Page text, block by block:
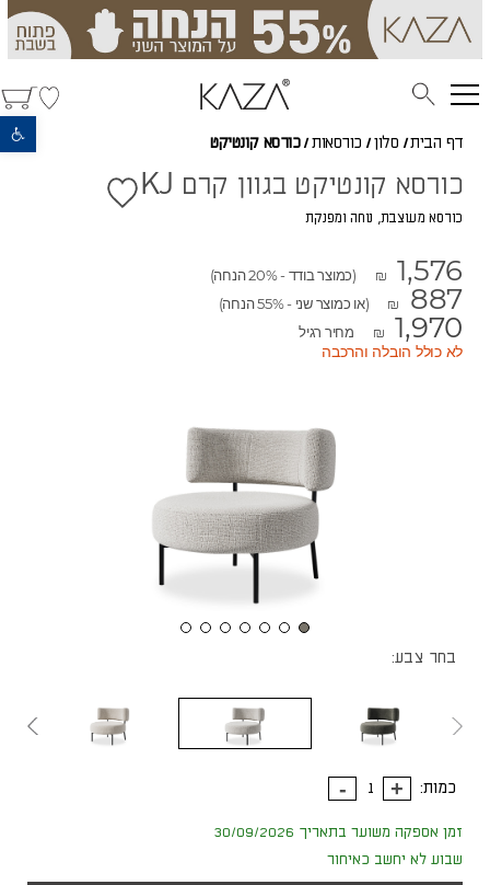
פתח סרגל נגישות
דף הבית/ סלון / כורסאות/ כורסא קונטיקט
כורסא קונטיקט בגוון קרם KJ
כורסא מעוצבת, נוחה ומפנקת
₪ 1,576 (כמוצר בודד - 20% הנחה)
₪ 887 (או כמוצר שני - 55% הנחה)
₪ 1,970 מחיר רגיל
לא כולל הובלה והרכבה
בחר צבע:
כמות:
זמן אספקה משוער בתאריך 30/09/2026
שבוע לא יחשב כאיחור